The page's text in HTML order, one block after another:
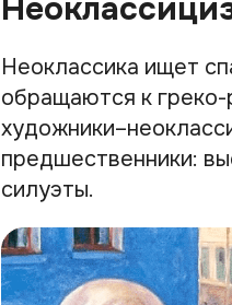
Неоклассика ищет
обращаются к греко-
предшественники:
силуэты.